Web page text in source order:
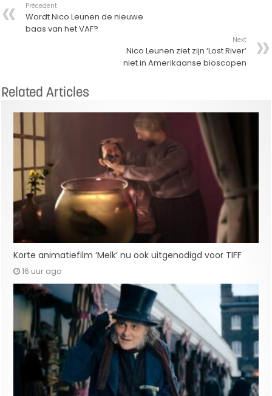
Précedent
Wordt Nico Leunen de nieuwe
baas van het VAF?
Next
Nico Leunen ziet zijn ‘Lost River’
niet in Amerikaanse bioscopen
Related Articles
Korte animatiefilm ‘Melk’ nu ook uitgenodigd voor TIFF
16 uur ago